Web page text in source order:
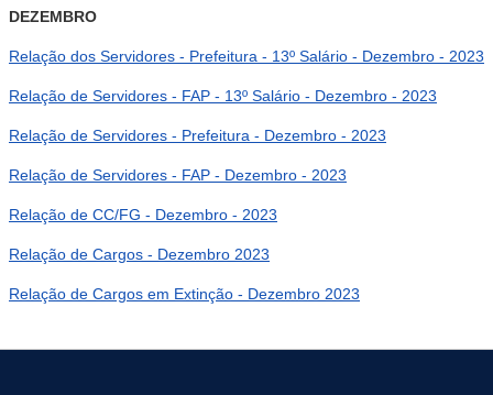
DEZEMBRO
Relação dos Servidores - Prefeitura - 13º Salário - Dezembro - 2023
Relação de Servidores - FAP - 13º Salário - Dezembro - 2023
Relação de Servidores - Prefeitura - Dezembro - 2023
Relação de Servidores - FAP - Dezembro - 2023
Relação de CC/FG - Dezembro - 2023
Relação de Cargos - Dezembro 2023
Relação de Cargos em Extinção - Dezembro 2023